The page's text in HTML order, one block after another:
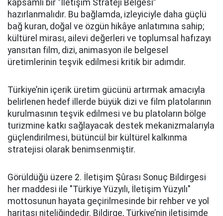
kapsamlı bir “İletişim Strateji Belgesi”
hazırlanmalıdır. Bu bağlamda, izleyiciyle daha güçlü
bağ kuran, doğal ve özgün hikâye anlatımına sahip;
kültürel mirası, ailevi değerleri ve toplumsal hafızayı
yansıtan film, dizi, animasyon ile belgesel
üretimlerinin teşvik edilmesi kritik bir adımdır.
Türkiye’nin içerik üretim gücünü artırmak amacıyla
belirlenen hedef illerde büyük dizi ve film platolarının
kurulmasının teşvik edilmesi ve bu platoların bölge
turizmine katkı sağlayacak destek mekanizmalarıyla
güçlendirilmesi, bütüncül bir kültürel kalkınma
stratejisi olarak benimsenmiştir.
Görüldüğü üzere 2. İletişim Şûrası Sonuç Bildirgesi
her maddesi ile "Türkiye Yüzyılı, İletişim Yüzyılı"
mottosunun hayata geçirilmesinde bir rehber ve yol
haritası niteliğindedir. Bildirge, Türkiye’nin iletişimde